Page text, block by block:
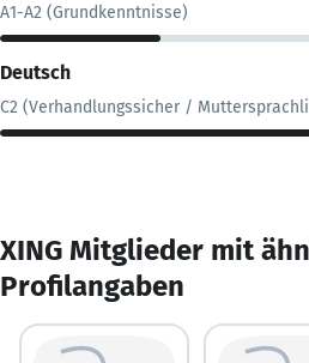
A1-A2 (Grundkenntnisse)
Deutsch
C2 (Verhandlungssicher /
XING Mitglieder mit
Profilangaben